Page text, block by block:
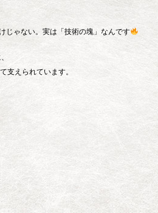
じゃない。実は「技術の塊」なんです
支えられています。